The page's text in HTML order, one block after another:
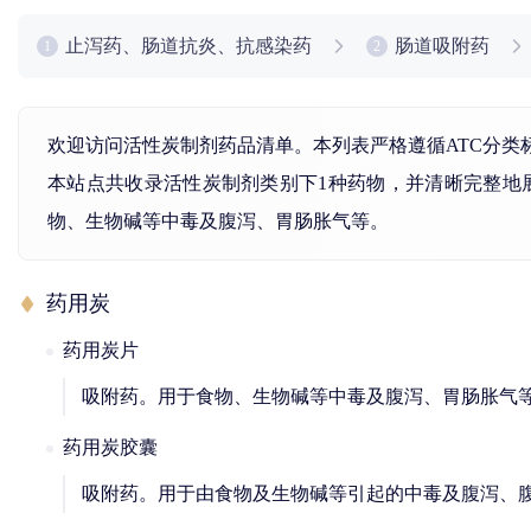
止泻药、肠道抗炎、抗感染药 2 肠道吸附药
欢迎访问活性炭制剂药品清单。本列表严格遵循ATC分
本站点共收录活性炭制剂类别下1种药物，并清晰完整
物、生物碱等中毒及腹泻、胃肠胀气等。
药用炭
药用炭片
吸附药。用于食物、生物碱等中毒及腹泻、胃肠胀气
药用炭胶囊
吸附药。用于由食物及生物碱等引起的中毒及腹泻、